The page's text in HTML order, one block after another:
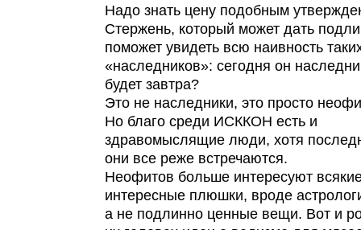
Надо знать цену подобным
Стержень, который может дать
поможет увидеть всю наивность
«наследников»: сегодня он
будет завтра?
Это не наследники, это просто
Но благо среди ИСККОН есть и
здравомыслящие люди, хотя
они все реже встречаются.
Неофитов больше интересуют
интересные плюшки, вроде
а не подлинно ценные вещи. Вот и